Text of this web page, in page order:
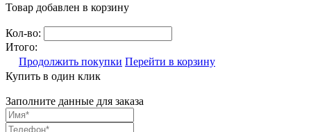
Товар добавлен в корзину
Кол-во:
Итого:
Продолжить покупки Перейти в корзину
Купить в один клик
Заполните данные для заказа